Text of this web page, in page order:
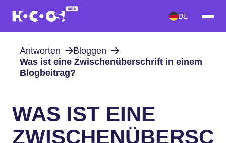
DE
Antworten
Bloggen
Was ist eine Zwischenüberschrift in einem
Blogbeitrag?
WAS IST EINE
ZWISCHENÜBERSC